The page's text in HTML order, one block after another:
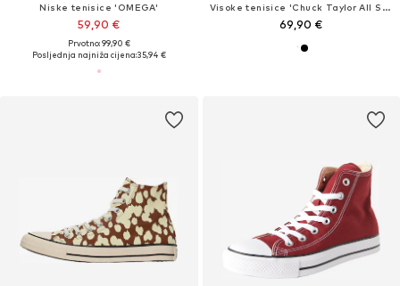
Niske tenisice 'OMEGA'
59,90 €
Prvotno: 99,90 €
Posljednja najniža cijena:35,94 €
Visoke tenisice 'Chuck Taylor All Star Malden Street'
69,90 €